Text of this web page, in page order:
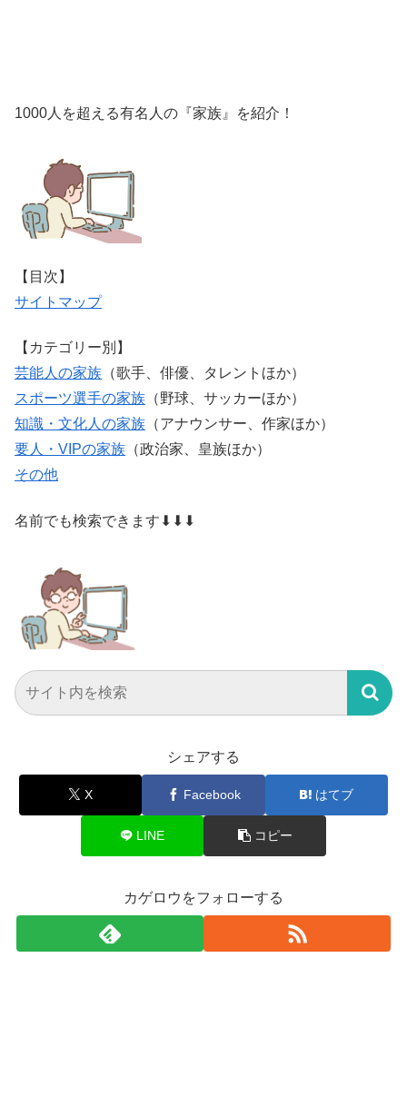
1000人を超える有名人の『家族』を紹介！
【目次】
サイトマップ
【カテゴリー別】
芸能人の家族 （歌手、俳優、タレントほか）
スポーツ選手の家族 （野球、サッカーほか）
知識・文化人の家族 （アナウンサー、作家ほか）
要人・VIPの家族 （政治家、皇族ほか）
その他
名前でも検索できます⬇⬇⬇
シェアする
X Facebook はてブ
LINE コピー
カゲロウをフォローする